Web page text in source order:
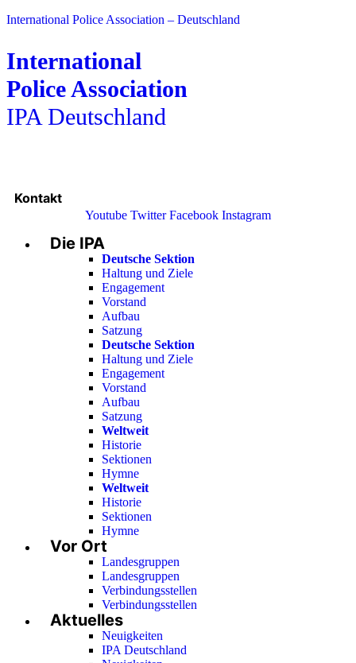
International Police Association – Deutschland
International
Police Association
IPA Deutschland
Kontakt
Youtube Twitter Facebook Instagram
Menu
Die IPA
Deutsche Sektion
Haltung und Ziele
Engagement
Vorstand
Aufbau
Satzung
Deutsche Sektion
Haltung und Ziele
Engagement
Vorstand
Aufbau
Satzung
Weltweit
Historie
Sektionen
Hymne
Weltweit
Historie
Sektionen
Hymne
Vor Ort
Landesgruppen
Landesgruppen
Verbindungsstellen
Verbindungsstellen
Aktuelles
Neuigkeiten
IPA Deutschland